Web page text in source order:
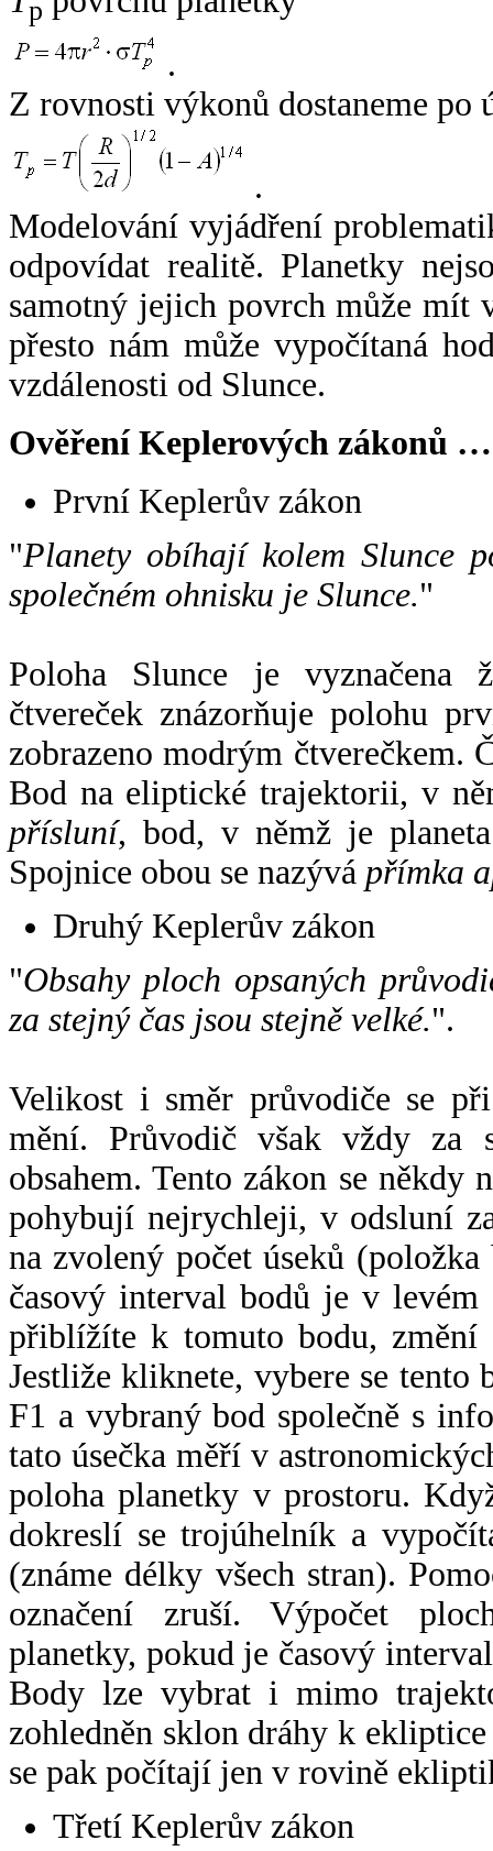
p
.
Z rovnosti výkonů dostaneme po
.
Modelování vyjádření
odpovídat realitě. Planetky
samotný jejich povrch může mít
přesto nám může vypočítaná
vzdálenosti od Slunce.
Ověření Keplerových zákonů …
První Keplerův zákon
"Planety obíhají kolem Slunce
společném ohnisku je Slunce."
Poloha Slunce je vyznačena
čtvereček znázorňuje polohu
zobrazeno modrým čtverečkem.
Bod na eliptické trajektorii, v
přísluní, bod, v němž je
Spojnice obou se nazývá přímka
Druhý Keplerův zákon
"Obsahy ploch opsaných
za stejný čas jsou stejně velké.".
Velikost i směr průvodiče se
mění. Průvodič však vždy za
obsahem. Tento zákon se někdy
pohybují nejrychleji, v odsluní
na zvolený počet úseků
časový interval bodů je v
přiblížíte k tomuto bodu,
Jestliže kliknete, vybere se tento
F1 a vybraný bod společně s
tato úsečka měří v
poloha planetky v prostoru.
dokreslí se trojúhelník a
(známe délky všech stran).
označení zruší. Výpočet
planetky, pokud je časový
Body lze vybrat i mimo
zohledněn sklon dráhy k
se pak počítají jen v rovině
Třetí Keplerův zákon